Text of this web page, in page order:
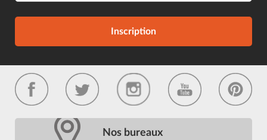
Inscription
Nos bureaux